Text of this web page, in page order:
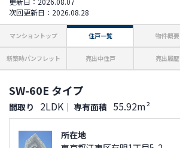
次回更新日：2026.08.28
マンショントップ 住戸一覧 物件概要
新築時パンフレット 売出中住戸 売出履歴
SW-60E タイプ
間取り 2LDK ｜ 専有面積 55.92m²
所在地